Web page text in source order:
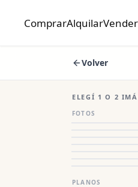
ComprarAlquilarVender
Volver
ELEGÍ 1 O 2
FOTOS
PLANOS